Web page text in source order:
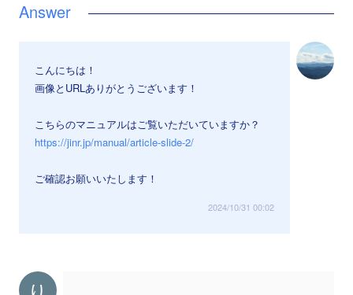
こんにちは！
画像とURLありがとうございます！
こちらのマニュアルはご覧いただいていますか？
https://jinr.jp/manual/article-slide-2/
ご確認お願いいたします！
2024/10/31 00:02